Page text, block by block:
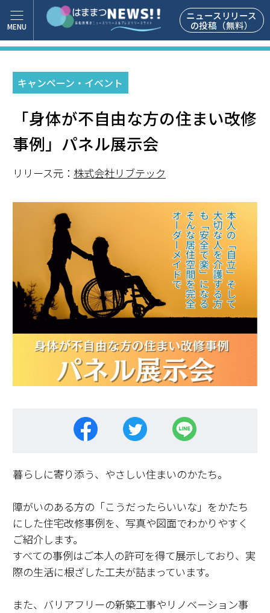
ニュースリリース
の投稿（無料）
キャンペーン・イベント
「身体が不自由な方の住まい改修
事例」パネル展示会
リリース元： 株式会社リブテック
暮らしに寄り添う、やさしい住まいのかたち。
障がいのある方の「こうだったらいいな」をかたち
にした住宅改修事例を、写真や図面でわかりやすく
ご紹介します。
すべての事例はご本人の許可を得て展示しており、実
際の生活に根ざした工夫が詰まっています。
また、バリアフリーの新築工事やリノベーション事